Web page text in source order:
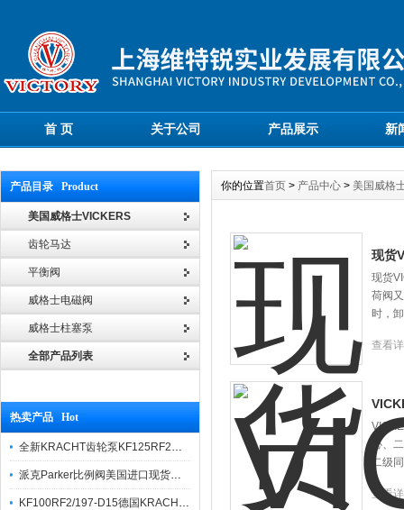
首 页 关于公司 产品展示 新
产品目录 Product
美国威格士VICKERS
齿轮马达
平衡阀
威格士电磁阀
威格士柱塞泵
全部产品列表
热卖产品 Hot
全新KRACHT齿轮泵KF125RF2选型样本
派克Parker比例阀美国进口现货报价
KF100RF2/197-D15德国KRACHT克拉克原装齿轮泵
你的位置首页 > 产品中心 > 美国威格
现货
现货
荷阀
时，
查看
心、
二级
查看